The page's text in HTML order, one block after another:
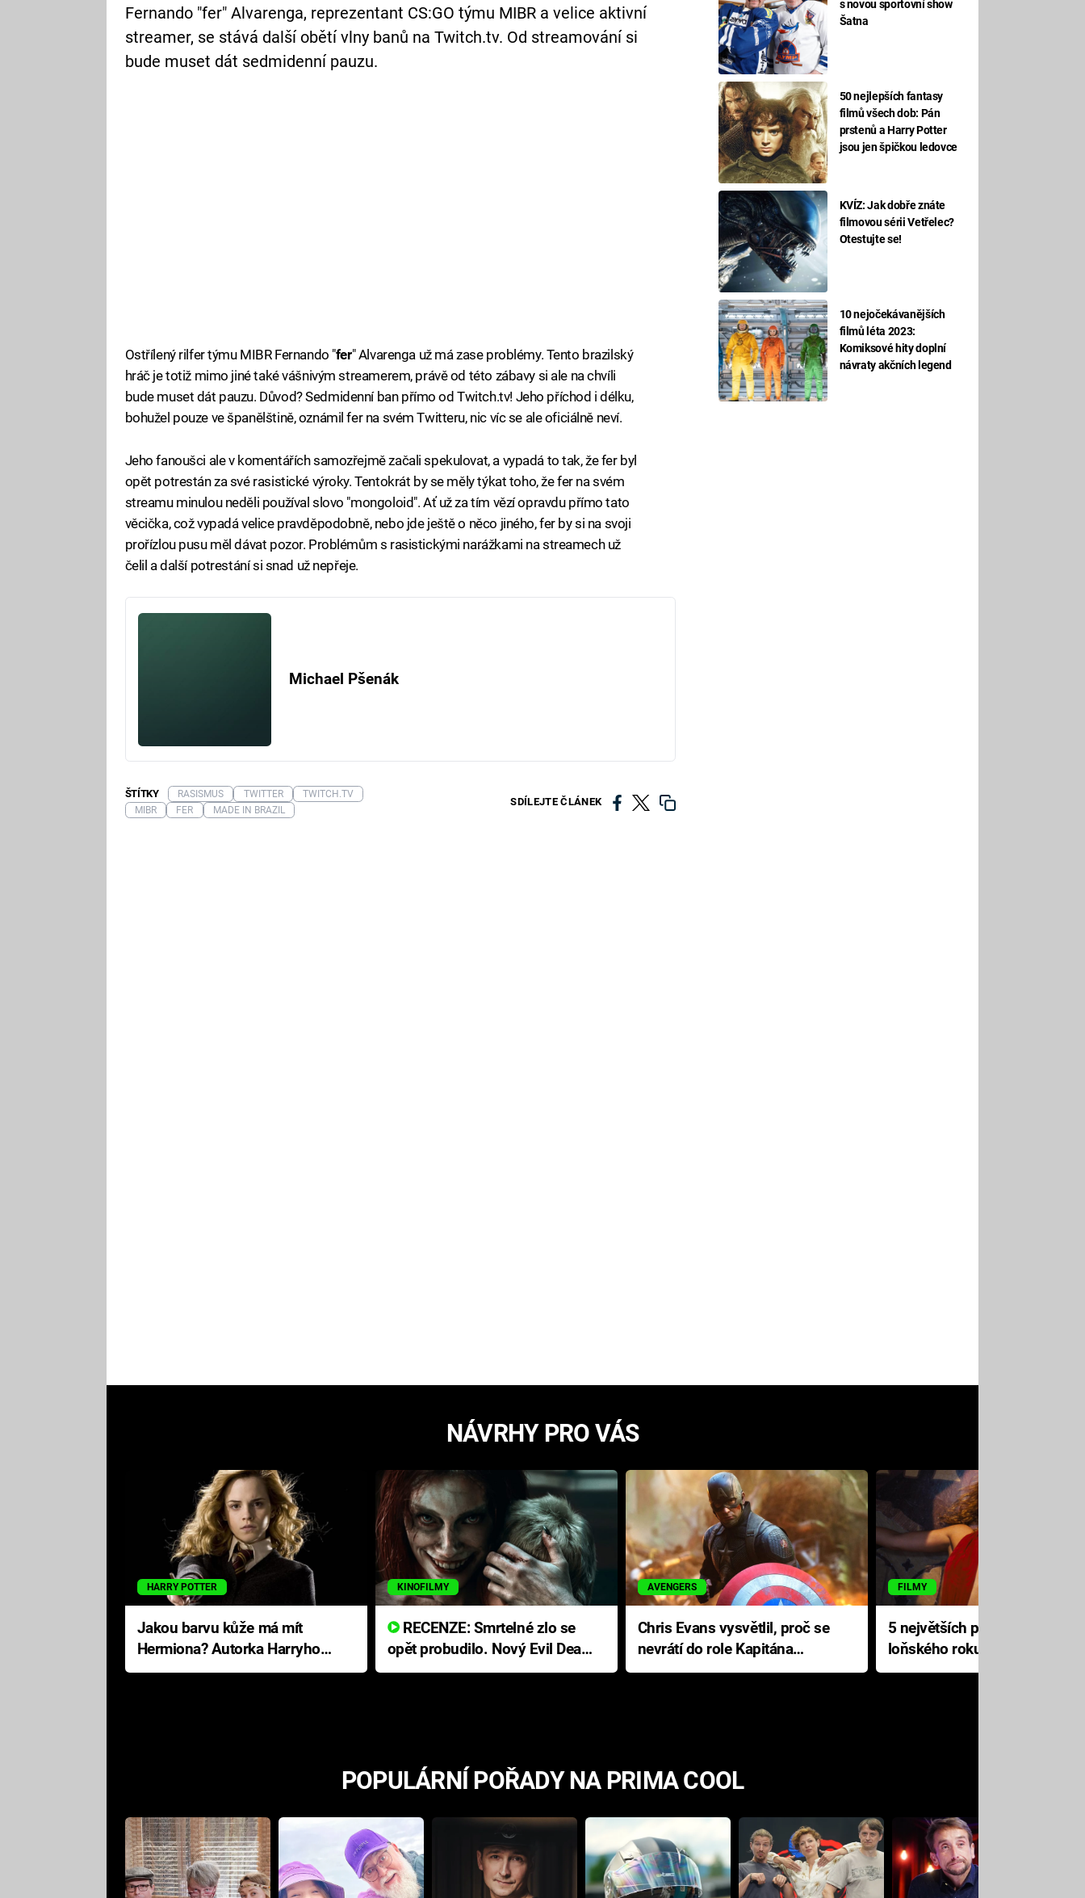
s novou sportovní show
Šatna
50 nejlepších fantasy
filmů všech dob: Pán
prstenů a Harry Potter
jsou jen špičkou ledovce
KVÍZ: Jak dobře znáte
filmovou sérii Vetřelec?
Otestujte se!
10 nejočekávanějších
filmů léta 2023:
Komiksové hity doplní
návraty akčních legend
Fernando "fer" Alvarenga, reprezentant CS:GO týmu MIBR a velice aktivní
streamer, se stává další obětí vlny banů na Twitch.tv. Od streamování si
bude muset dát sedmidenní pauzu.
Ostřílený rilfer týmu MIBR Fernando "fer" Alvarenga už má zase problémy. Tento brazilský
hráč je totiž mimo jiné také vášnivým streamerem, právě od této zábavy si ale na chvíli
bude muset dát pauzu. Důvod? Sedmidenní ban přímo od Twitch.tv! Jeho příchod i délku,
bohužel pouze ve španělštině, oznámil fer na svém Twitteru, nic víc se ale oficiálně neví.
Jeho fanoušci ale v komentářích samozřejmě začali spekulovat, a vypadá to tak, že fer byl
opět potrestán za své rasistické výroky. Tentokrát by se měly týkat toho, že fer na svém
streamu minulou neděli používal slovo "mongoloid". Ať už za tím vězí opravdu přímo tato
věcička, což vypadá velice pravděpodobně, nebo jde ještě o něco jiného, fer by si na svoji
prořízlou pusu měl dávat pozor. Problémům s rasistickými narážkami na streamech už
čelil a další potrestání si snad už nepřeje.
Michael Pšenák
SDÍLEJTE ČLÁNEK
ŠTÍTKY RASISMUS TWITTER
TWITCH.TV
MIBR
FER MADE IN BRAZIL
NÁVRHY PRO VÁS
HARRY POTTER
Jakou barvu kůže má mít
Hermiona? Autorka Harryho
Pottera přišla s ráznou
KINOFILMY
RECENZE: Smrtelné zlo se
opět probudilo. Nový Evil Dead
přichází s neodolatelnou
AVENGERS
Chris Evans vysvětlil, proč se
nevrátí do role Kapitána
Ameriky
FILMY
5 největších propadáků
loňského roku: Disney na
jediné katastrofě prodělal 200
POPULÁRNÍ POŘADY NA PRIMA COOL